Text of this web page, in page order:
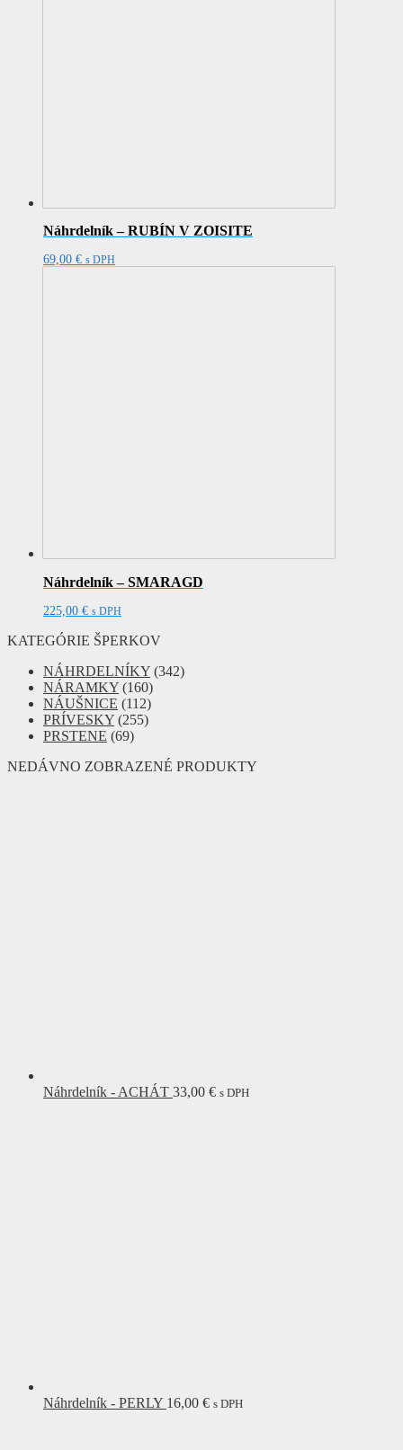
Náhrdelník – RUBÍN V ZOISITE
69,00 € s DPH
Náhrdelník – SMARAGD
225,00 € s DPH
KATEGÓRIE ŠPERKOV
NÁHRDELNÍKY (342)
NÁRAMKY (160)
NÁUŠNICE (112)
PRÍVESKY (255)
PRSTENE (69)
NEDÁVNO ZOBRAZENÉ PRODUKTY
Náhrdelník - ACHÁT 33,00 € s DPH
Náhrdelník - PERLY 16,00 € s DPH